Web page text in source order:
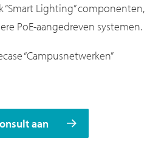
Lighting” componenten,
PoE-aangedreven systemen.
“Campusnetwerken”
aan